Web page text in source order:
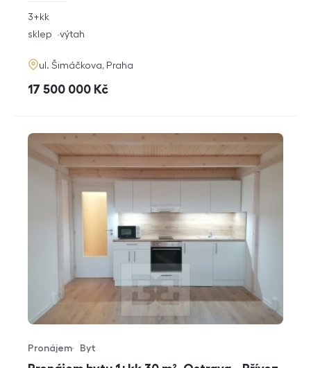
rozměry
dispozice
3+kk
funkce
sklep výtah
adresa
ul. Šimáčkova, Praha
cena
17 500 000 Kč
Typ nabídky
Pronájem
Typ nemovitosti
Byt